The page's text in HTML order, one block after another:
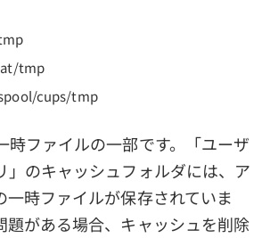
tmp
cups/tmp
時ファイルの一部です。「ユーザ
」のキャッシュフォルダには、ア
一時ファイルが保存されていま
題がある場合、キャッシュを削除